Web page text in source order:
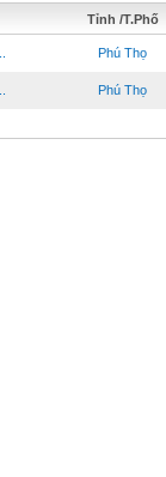
Tỉnh /T.Phố
Phú Thọ
Phú Thọ